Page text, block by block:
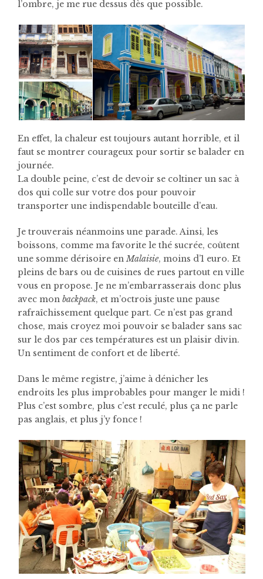
l’ombre, je me rue dessus dès que possible.
En effet, la chaleur est toujours autant horrible, et il
faut se montrer courageux pour sortir se balader en
journée.
La double peine, c’est de devoir se coltiner un sac à
dos qui colle sur votre dos pour pouvoir
transporter une indispendable bouteille d’eau.
Je trouverais néanmoins une parade. Ainsi, les
boissons, comme ma favorite le thé sucrée, coûtent
une somme dérisoire enMalaisie, moins d’1 euro. Et
pleins de bars ou de cuisines de rues partout en ville
vous en propose. Je ne m’embarrasserais donc plus
avec mon backpack, et m’octrois juste une pause
rafraîchissement quelque part. Ce n’est pas grand
chose, mais croyez moi pouvoir se balader sans sac
sur le dos par ces températures est un plaisir divin.
Un sentiment de confort et de liberté.
Dans le même registre, j’aime à dénicher les
endroits les plus improbables pour manger le midi !
Plus c’est sombre, plus c’est reculé, plus ça ne parle
pas anglais, et plus j’y fonce !